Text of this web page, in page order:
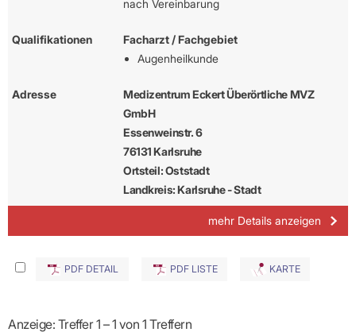
nach Vereinbarung
Qualifikationen
Facharzt / Fachgebiet
Augenheilkunde
Adresse
Medizentrum Eckert Überörtliche MVZ
GmbH
Essenweinstr. 6
76131 Karlsruhe
Ortsteil: Oststadt
Landkreis: Karlsruhe - Stadt
mehr Details anzeigen
PDF DETAIL PDF LISTE KARTE
Anzeige: Treffer 1 – 1 von 1 Treffern